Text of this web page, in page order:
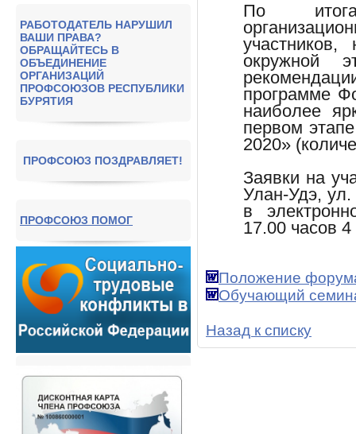
РАБОТОДАТЕЛЬ НАРУШИЛ
ВАШИ ПРАВА?
ОБРАЩАЙТЕСЬ В
ОБЪЕДИНЕНИЕ
ОРГАНИЗАЦИЙ
ПРОФСОЮЗОВ РЕСПУБЛИКИ
БУРЯТИЯ
ПРОФСОЮЗ ПОЗДРАВЛЯЕТ!
ПРОФСОЮЗ ПОМОГ
По
окружной
программе
наиболее
первом
2020»
Заявки на
Улан-Удэ, ул.
в
17.00 часов
Положение
Обучающий
Назад к списку